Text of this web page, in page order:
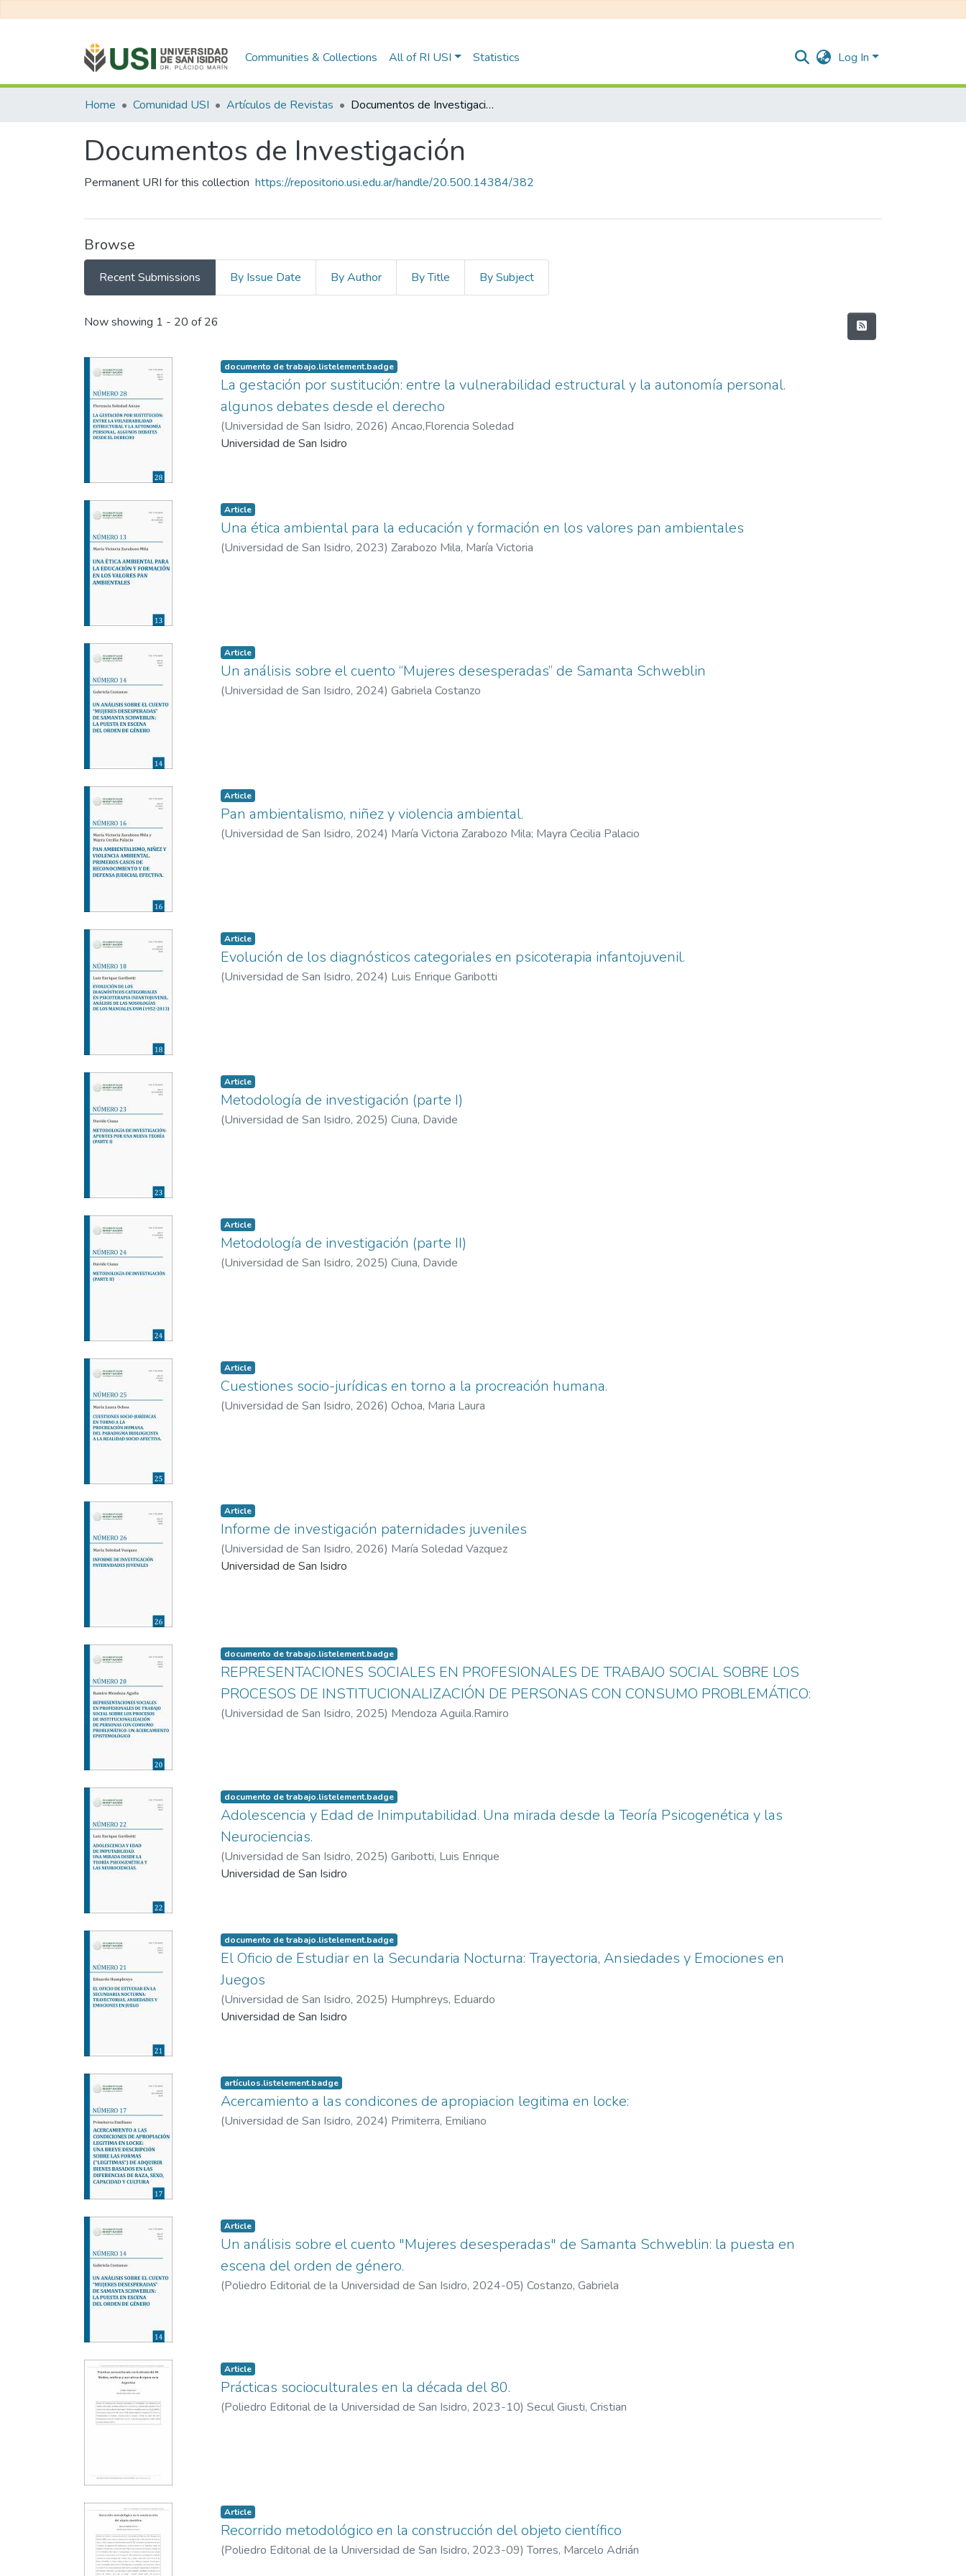
Communities & Collections All of RI USI Statistics Log In
Home Comunidad USI Artículos de Revistas Documentos de Investigación
Documentos de Investigación
Permanent URI for this collection https://repositorio.usi.edu.ar/handle/20.500.14384/382
Browse
Recent Submissions By Issue Date By Author By Title By Subject
Recent Submissions
Now showing 1 - 20 of 26
documento de trabajo.listelement.badge
La gestación por sustitución: entre la vulnerabilidad estructural y la autonomía personal.
algunos debates desde el derecho
(Universidad de San Isidro, 2026) Ancao,Florencia Soledad
Universidad de San Isidro
Article
Una ética ambiental para la educación y formación en los valores pan ambientales
(Universidad de San Isidro, 2023) Zarabozo Mila, María Victoria
Article
Un análisis sobre el cuento “Mujeres desesperadas” de Samanta Schweblin
(Universidad de San Isidro, 2024) Gabriela Costanzo
Article
Pan ambientalismo, niñez y violencia ambiental.
(Universidad de San Isidro, 2024) María Victoria Zarabozo Mila; Mayra Cecilia Palacio
Article
Evolución de los diagnósticos categoriales en psicoterapia infantojuvenil.
(Universidad de San Isidro, 2024) Luis Enrique Garibotti
Article
Metodología de investigación (parte I)
(Universidad de San Isidro, 2025) Ciuna, Davide
Article
Metodología de investigación (parte II)
(Universidad de San Isidro, 2025) Ciuna, Davide
Article
Cuestiones socio-jurídicas en torno a la procreación humana.
(Universidad de San Isidro, 2026) Ochoa, Maria Laura
Article
Informe de investigación paternidades juveniles
(Universidad de San Isidro, 2026) María Soledad Vazquez
Universidad de San Isidro
documento de trabajo.listelement.badge
REPRESENTACIONES SOCIALES EN PROFESIONALES DE TRABAJO SOCIAL SOBRE LOS
PROCESOS DE INSTITUCIONALIZACIÓN DE PERSONAS CON CONSUMO PROBLEMÁTICO:
(Universidad de San Isidro, 2025) Mendoza Aguila.Ramiro
documento de trabajo.listelement.badge
Adolescencia y Edad de Inimputabilidad. Una mirada desde la Teoría Psicogenética y las
Neurociencias.
(Universidad de San Isidro, 2025) Garibotti, Luis Enrique
Universidad de San Isidro
documento de trabajo.listelement.badge
El Oficio de Estudiar en la Secundaria Nocturna: Trayectoria, Ansiedades y Emociones en
Juegos
(Universidad de San Isidro, 2025) Humphreys, Eduardo
Universidad de San Isidro
artículos.listelement.badge
Acercamiento a las condicones de apropiacion legitima en locke:
(Universidad de San Isidro, 2024) Primiterra, Emiliano
Article
Un análisis sobre el cuento "Mujeres desesperadas" de Samanta Schweblin: la puesta en
escena del orden de género.
(Poliedro Editorial de la Universidad de San Isidro, 2024-05) Costanzo, Gabriela
Article
Prácticas socioculturales en la década del 80.
(Poliedro Editorial de la Universidad de San Isidro, 2023-10) Secul Giusti, Cristian
Article
Recorrido metodológico en la construcción del objeto científico
(Poliedro Editorial de la Universidad de San Isidro, 2023-09)Torres, Marcelo Adrián